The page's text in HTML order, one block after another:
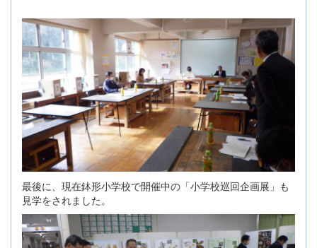
最後に、現在鉢形小学校で開催中の「小学校巡回企画展」も
見学をされました。